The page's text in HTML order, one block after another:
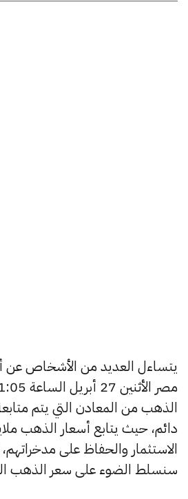
يتساءل العديد من الأشخاص عن
الذهب من المعادن التي يتم
دائم، حيث يتابع أسعار الذهب
الاستثمار والحفاظ على
سنسلط الضوء على سعر الذهب